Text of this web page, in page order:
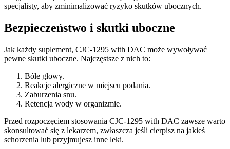
specjalisty, aby zminimalizować ryzyko skutków ubocznych.
Bezpieczeństwo i skutki uboczne
Jak każdy suplement, CJC-1295 with DAC może wywoływać
pewne skutki uboczne. Najczęstsze z nich to:
Bóle głowy.
Reakcje alergiczne w miejscu podania.
Zaburzenia snu.
Retencja wody w organizmie.
Przed rozpoczęciem stosowania CJC-1295 with DAC zawsze warto
skonsultować się z lekarzem, zwłaszcza jeśli cierpisz na jakieś
schorzenia lub przyjmujesz inne leki.